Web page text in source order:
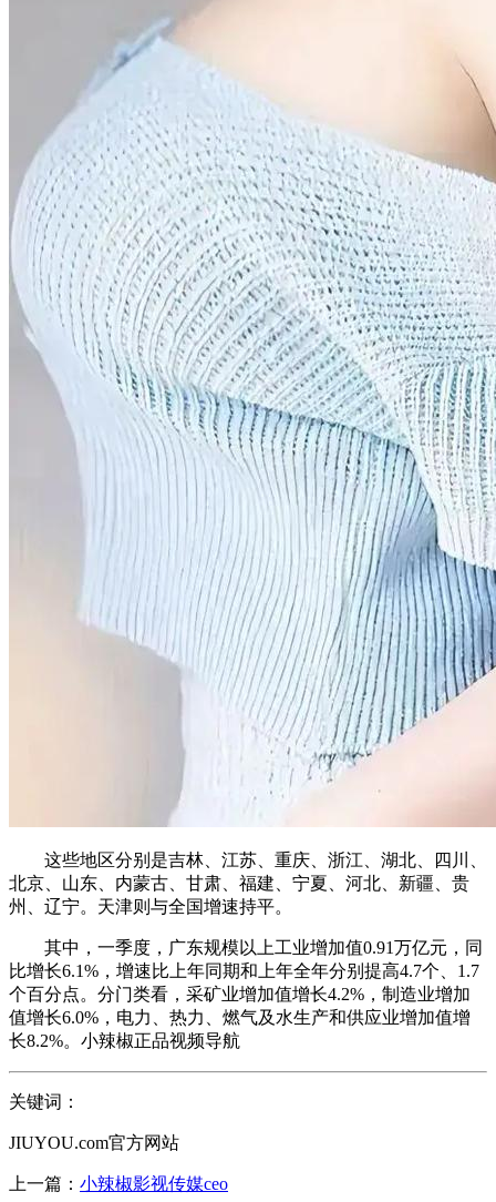
这些地区分别是吉林、江苏、重庆、浙江、湖北、四川、
北京、山东、内蒙古、甘肃、福建、宁夏、河北、新疆、贵
州、辽宁。天津则与全国增速持平。
其中，一季度，广东规模以上工业增加值0.91万亿元，同
比增长6.1%，增速比上年同期和上年全年分别提高4.7个、1.7
个百分点。分门类看，采矿业增加值增长4.2%，制造业增加
值增长6.0%，电力、热力、燃气及水生产和供应业增加值增
长8.2%。小辣椒正品视频导航
关键词：
JIUYOU.com官方网站
上一篇： 小辣椒影视传媒ceo